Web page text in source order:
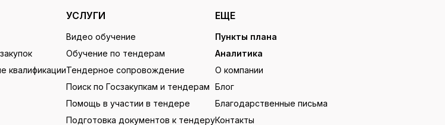
квалификации
УСЛУГИ
Видео обучение
Обучение по тендерам
Тендерное сопровождение
Поиск по Госзакупкам и тендерам
Помощь в участии в тендере
Подготовка документов к тендеру
ЕЩЕ
Пункты плана
Аналитика
О компании
Блог
Благодарственные письма
Контакты